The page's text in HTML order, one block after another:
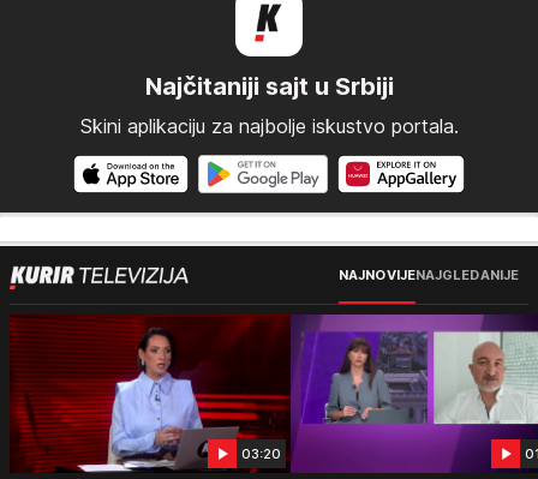
Najčitaniji sajt u Srbiji
Skini aplikaciju za najbolje iskustvo portala.
NAJNOVIJENAJGLEDANIJE
03:20